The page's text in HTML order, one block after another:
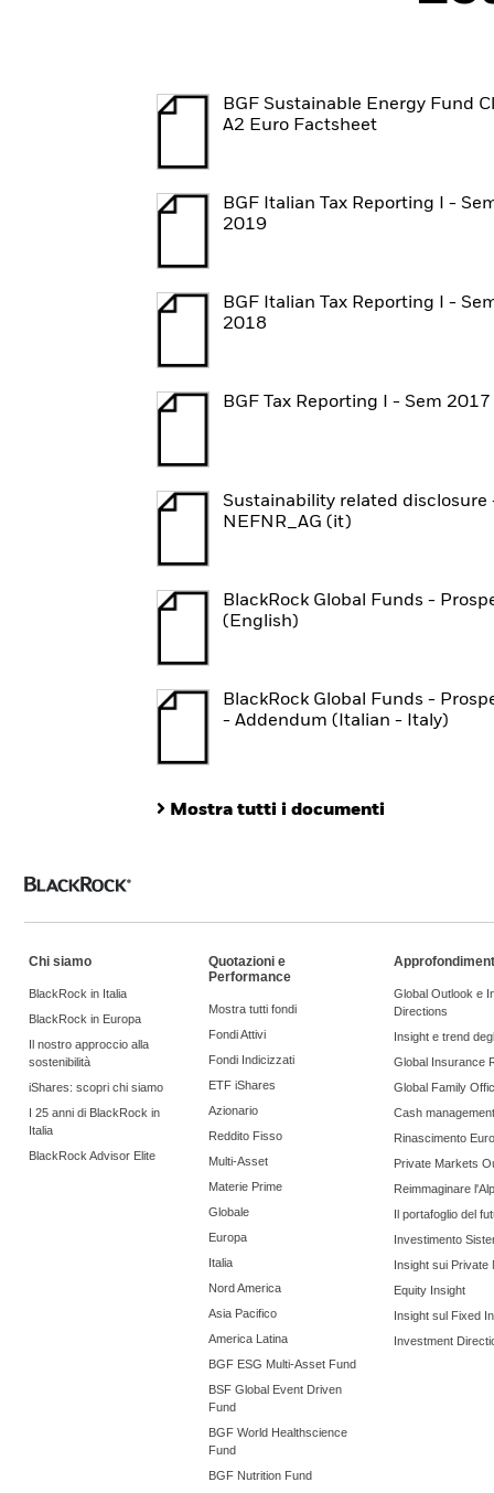
BGF Sustainable Energy Fund
A2 Euro Factsheet
BGF Italian Tax Reporting I -
2019
BGF Italian Tax Reporting I -
2018
BGF Tax Reporting I - Sem 2017
Sustainability related disclosure
NEFNR_AG (it)
BlackRock Global Funds -
(English)
BlackRock Global Funds -
- Addendum (Italian - Italy)
Mostra tutti i documenti
Chi siamo
BlackRock in Italia
BlackRock in Europa
Il nostro approccio alla
sostenibilità
iShares: scopri chi siamo
I 25 anni di BlackRock in
Italia
BlackRock Advisor Elite
Quotazioni e
Performance
Mostra tutti fondi
Fondi Attivi
Fondi Indicizzati
ETF iShares
Azionario
Reddito Fisso
Multi-Asset
Materie Prime
Globale
Europa
Italia
Nord America
Asia Pacifico
America Latina
BGF ESG Multi-Asset Fund
BSF Global Event Driven
Fund
BGF World Healthscience
Fund
BGF Nutrition Fund
Global Outlook e
Directions
Insight e trend
Global Insurance
Global Family
Cash management
Rinascimento
Private Markets
Reimmaginare
Il portafoglio del
Investimento
Insight sui Private
Equity Insight
Insight sul Fixed
Investment